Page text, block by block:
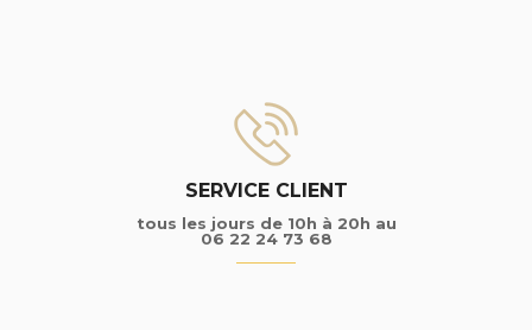
SERVICE CLIENT
tous les jours de 10h à 20h au
06 22 24 73 68